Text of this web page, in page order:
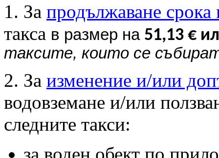
1. За продължаване
такса в размер на 51,13 €
таксите, които се
2. За изменение и/или
водовземане и/или
следните такси:
за воден обект по